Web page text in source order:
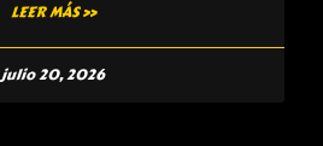
LEER MÁS »
julio 20, 2026